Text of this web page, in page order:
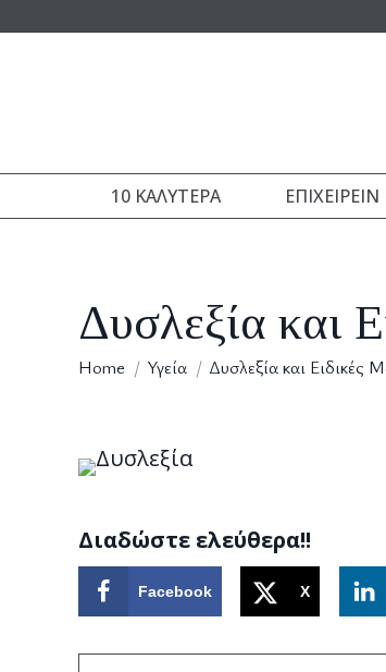
10 ΚΑΛΎΤΕΡΑ ΕΠΙΧΕΙΡΕΊΝ
Δυσλεξία και
You are here:
Home Υγεία Δυσλεξία και Ειδικές
Διαδώστε ελεύθερα!!
Facebook X